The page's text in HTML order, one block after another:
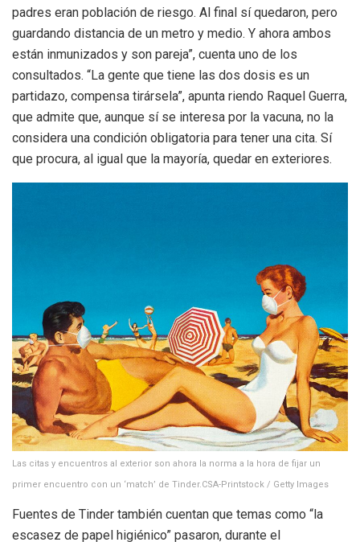
padres eran población de riesgo. Al final sí quedaron, pero
guardando distancia de un metro y medio. Y ahora ambos
están inmunizados y son pareja”, cuenta uno de los
consultados. “La gente que tiene las dos dosis es un
partidazo, compensa tirársela”, apunta riendo Raquel Guerra,
que admite que, aunque sí se interesa por la vacuna, no la
considera una condición obligatoria para tener una cita. Sí
que procura, al igual que la mayoría, quedar en exteriores.
Las citas y encuentros al exterior son ahora la norma a la hora de fijar un
primer encuentro con un ‘match’ de Tinder.CSA-Printstock / Getty Images
Fuentes de Tinder también cuentan que temas como “la
escasez de papel higiénico” pasaron, durante el